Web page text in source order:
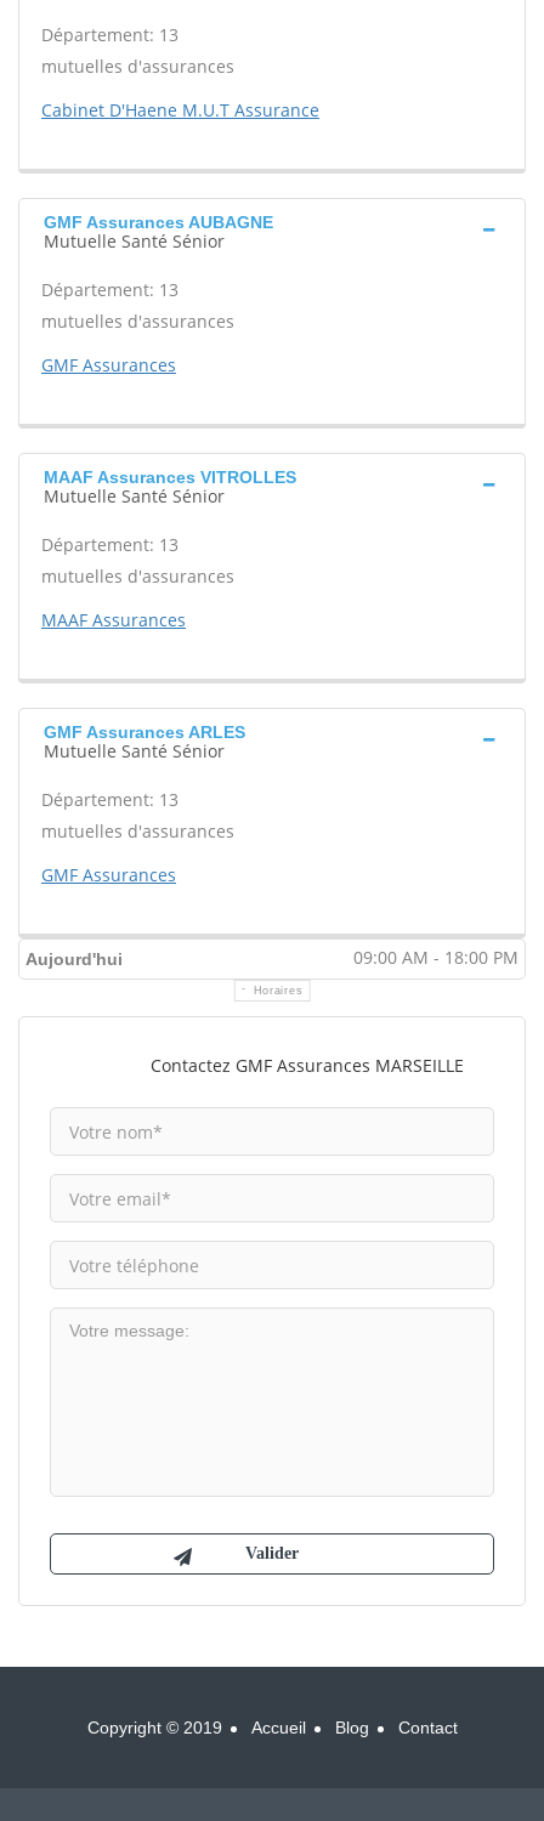
Département: 13
mutuelles d'assurances
Cabinet D'Haene M.U.T Assurance
GMF Assurances AUBAGNE
Mutuelle Santé Sénior
Département: 13
mutuelles d'assurances
GMF Assurances
MAAF Assurances VITROLLES
Mutuelle Santé Sénior
Département: 13
mutuelles d'assurances
MAAF Assurances
GMF Assurances ARLES
Mutuelle Santé Sénior
Département: 13
mutuelles d'assurances
GMF Assurances
Aujourd'hui 09:00 AM - 18:00 PM
Horaires
Contactez GMF Assurances MARSEILLE
Copyright © 2019 Accueil Blog Contact